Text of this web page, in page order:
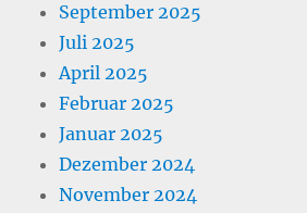
September 2025
Juli 2025
April 2025
Februar 2025
Januar 2025
Dezember 2024
November 2024